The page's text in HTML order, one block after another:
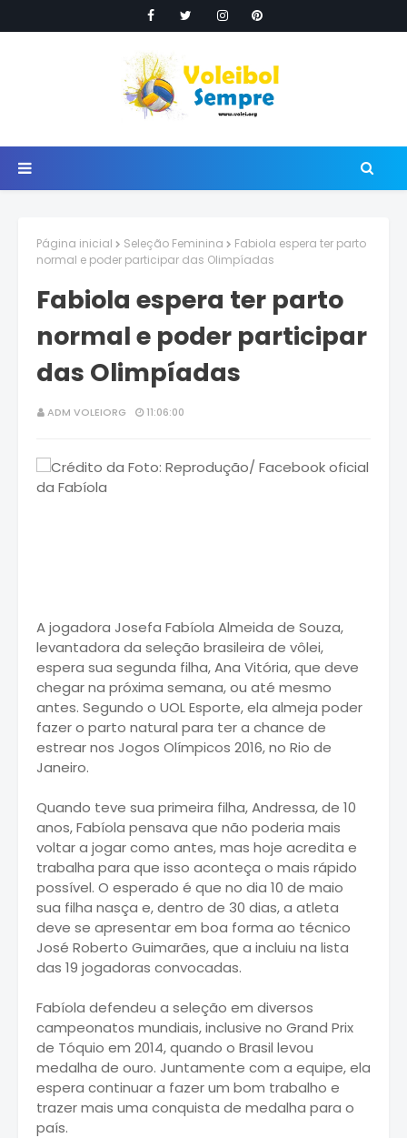
Página inicial Seleção Feminina
Fabiola espera ter parto
normal e poder participar das Olimpíadas
Fabiola espera ter parto
normal e poder participar
das Olimpíadas
ADM VOLEIORG 11:06:00
A jogadora Josefa Fabíola Almeida de Souza,
levantadora da seleção brasileira de vôlei,
espera sua segunda filha, Ana Vitória, que deve
chegar na próxima semana, ou até mesmo
antes. Segundo o UOL Esporte, ela almeja poder
fazer o parto natural para ter a chance de
estrear nos Jogos Olímpicos 2016, no Rio de
Janeiro.
Quando teve sua primeira filha, Andressa, de 10
anos, Fabíola pensava que não poderia mais
voltar a jogar como antes, mas hoje acredita e
trabalha para que isso aconteça o mais rápido
possível. O esperado é que no dia 10 de maio
sua filha nasça e, dentro de 30 dias, a atleta
deve se apresentar em boa forma ao técnico
José Roberto Guimarães, que a incluiu na lista
das 19 jogadoras convocadas.
Fabíola defendeu a seleção em diversos
campeonatos mundiais, inclusive no Grand Prix
de Tóquio em 2014, quando o Brasil levou
medalha de ouro. Juntamente com a equipe, ela
espera continuar a fazer um bom trabalho e
trazer mais uma conquista de medalha para o
país.